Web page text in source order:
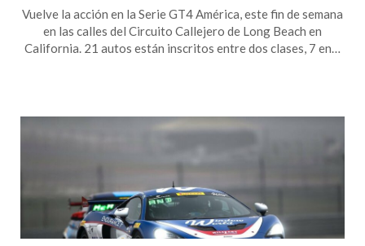
Vuelve la acción en la Serie GT4 América, este fin de semana
en las calles del Circuito Callejero de Long Beach en
California. 21 autos están inscritos entre dos clases, 7 en…